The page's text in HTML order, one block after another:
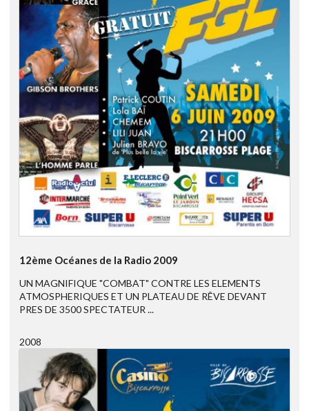
12ème Océanes de la Radio 2009
UN MAGNIFIQUE "COMBAT" CONTRE LES ELEMENTS
ATMOSPHERIQUES ET UN PLATEAU DE RÊVE DEVANT
PRES DE 3500 SPECTATEUR ...
2008